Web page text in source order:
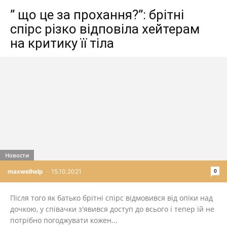
” що це за прохання?”: брітні
спірс різко відповіла хейтерам
на критику її тіла
maxwelhelp - 15.10.2021 0
Новости
Після того як батько брітні спірс відмовився від опіки над
дочкою, у співачки з'явився доступ до всього і тепер їй не
потрібно погоджувати кожен...